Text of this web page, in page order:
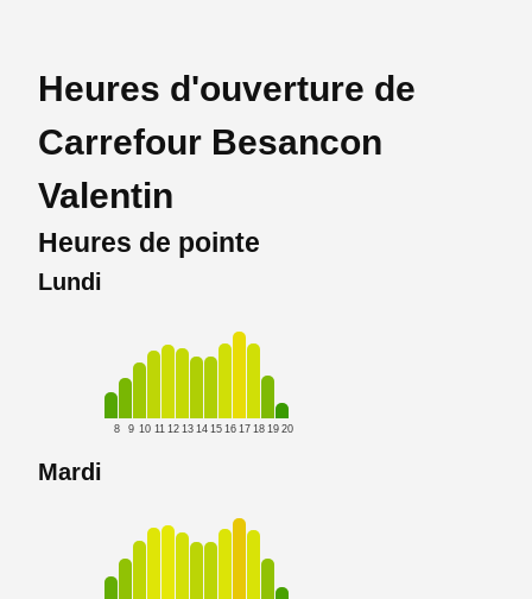
Heures d'ouverture de
Carrefour Besancon
Valentin
Heures de pointe
Lundi
8 9 10 11 12 13 14 15 16 17 18 19 20
Mardi